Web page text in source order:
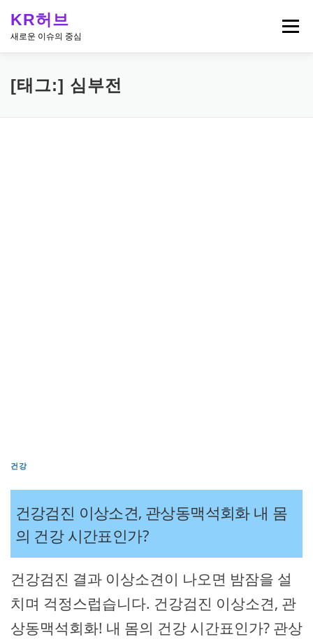
KR허브
새로운 이슈의 중심
메뉴
[태그:] 심부전
건강
건강검진 이상소견, 관상동맥석회화 내 몸
의 건강 시간표인가?
건강검진 결과 이상소견이 나오면 밤잠을 설
치며 걱정스럽습니다. 건강검진 이상소견, 관
상동맥석회화! 내 몸의 건강 시간표인가? 관상